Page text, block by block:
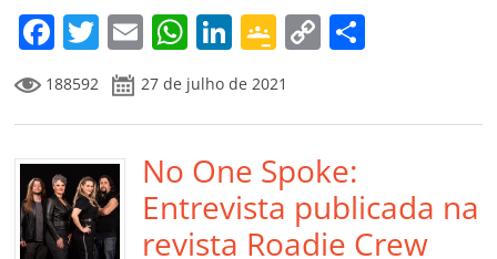
m
F
a
c
e
b
o
o
T
w
itt
er
E
m
ai
l
W
h
at
s
A
p
p
Li
n
k
e
dI
n
G
o
o
gl
e
Cl
a
C
y
Li
n
k
p
til
h
188592 27 de julho de 2021
No One Spoke:
Entrevista publicada na
revista Roadie Crew